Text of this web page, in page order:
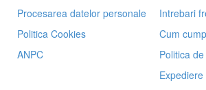
Procesarea datelor personale
Politica Cookies
ANPC
Intrebari
Cum
Politica